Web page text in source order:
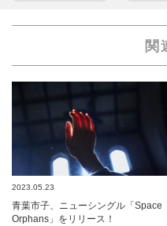
関
2023.05.23
青葉市子、ニューシングル「Space
Orphans」をリリース！